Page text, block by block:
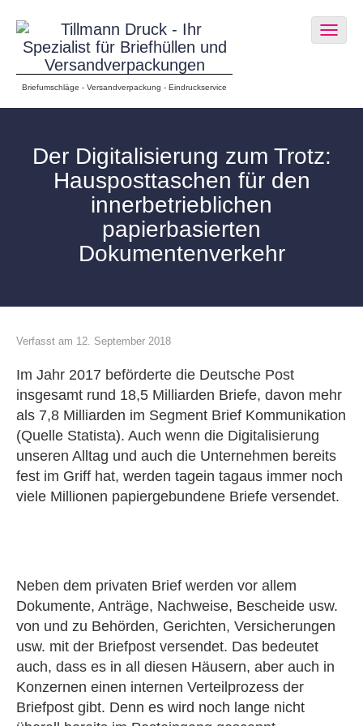
Briefumschläge - Versandverpackung - Eindruckservice
Der Digitalisierung zum Trotz:
Hausposttaschen für den
innerbetrieblichen
papierbasierten
Dokumentenverkehr
Verfasst am 12. September 2018
Im Jahr 2017 beförderte die Deutsche Post
insgesamt rund 18,5 Milliarden Briefe, davon mehr
als 7,8 Milliarden im Segment Brief Kommunikation
(Quelle Statista). Auch wenn die Digitalisierung
unseren Alltag und auch die Unternehmen bereits
fest im Griff hat, werden tagein tagaus immer noch
viele Millionen papiergebundene Briefe versendet.
Neben dem privaten Brief werden vor allem
Dokumente, Anträge, Nachweise, Bescheide usw.
von und zu Behörden, Gerichten, Versicherungen
usw. mit der Briefpost versendet. Das bedeutet
auch, dass es in all diesen Häusern, aber auch in
Konzernen einen internen Verteilprozess der
Briefpost gibt. Denn es wird noch lange nicht